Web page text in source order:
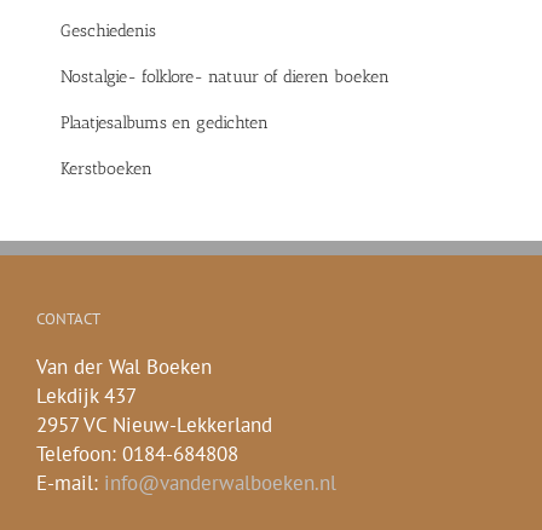
Geschiedenis
Nostalgie- folklore- natuur of dieren boeken
Plaatjesalbums en gedichten
Kerstboeken
CONTACT
Van der Wal Boeken
Lekdijk 437
2957 VC Nieuw-Lekkerland
Telefoon: 0184-684808
E-mail: info@vanderwalboeken.nl